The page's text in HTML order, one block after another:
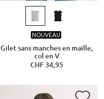
NOUVEAU
Gilet sans manches en maille,
col en V
CHF 34,95